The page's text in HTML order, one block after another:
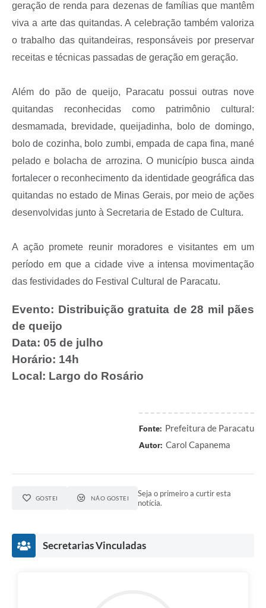
geração de renda para dezenas de famílias que mantêm
viva a arte das quitandas. A celebração também valoriza
o trabalho das quitandeiras, responsáveis por preservar
receitas e técnicas passadas de geração em geração.
Além do pão de queijo, Paracatu possui outras nove
quitandas reconhecidas como patrimônio cultural:
desmamada, brevidade, queijadinha, bolo de domingo,
bolo de cozinha, bolo zumbi, empada de capa fina, mané
pelado e bolacha de arrozina. O município busca ainda
fortalecer o reconhecimento da identidade geográfica das
quitandas no estado de Minas Gerais, por meio de ações
desenvolvidas junto à Secretaria de Estado de Cultura.
A ação promete reunir moradores e visitantes em um
período em que a cidade vive a intensa movimentação
das festividades do Festival Cultural de Paracatu.
Evento: Distribuição gratuita de 28 mil pães
de queijo
Data: 05 de julho
Horário: 14h
Local: Largo do Rosário
Fonte: Prefeitura de Paracatu
Autor: Carol Capanema
GOSTEI NÃO GOSTEI
Seja o primeiro a curtir esta
notícia.
Secretarias Vinculadas